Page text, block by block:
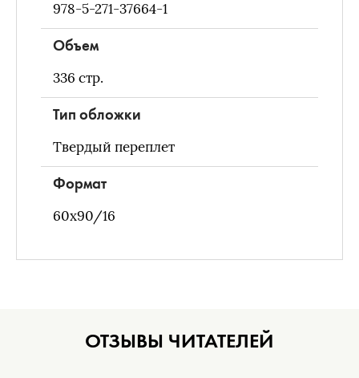
978-5-271-37664-1
Объем
336 стр.
Тип обложки
Твердый переплет
Формат
60х90/16
ОТЗЫВЫ ЧИТАТЕЛЕЙ